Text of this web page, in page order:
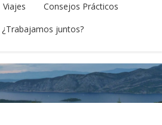
Viajes
Consejos Prácticos
¿Trabajamos juntos?